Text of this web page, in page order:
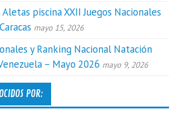
piscina XXII Juegos Nacionales
mayo 15, 2026
y Ranking Nacional Natación
– Mayo 2026 mayo 9, 2026
POR: